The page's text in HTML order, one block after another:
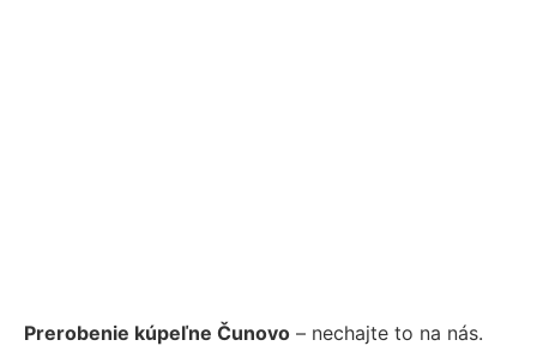
Prerobenie kúpeľne Čunovo – nechajte to na nás.